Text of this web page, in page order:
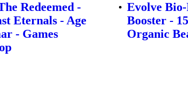
Redeemed -
Eternals - Age
- Games
Evolve
Booster -
Organic